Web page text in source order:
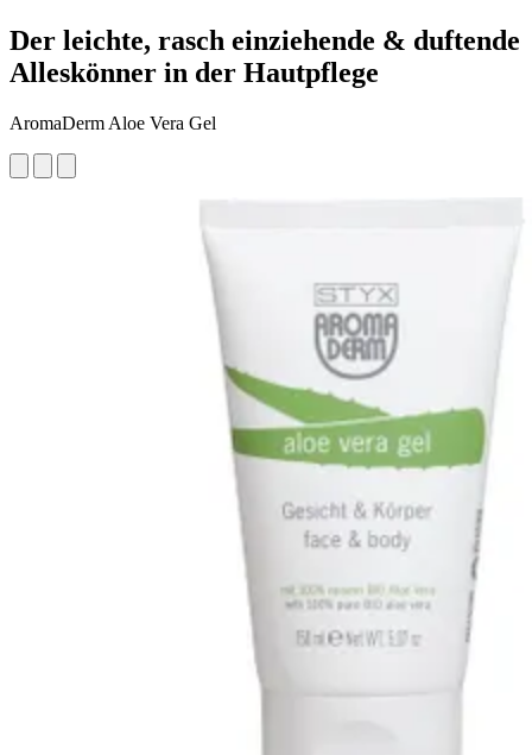
Der leichte, rasch einziehende & duftende
Alleskönner in der Hautpflege
AromaDerm Aloe Vera Gel